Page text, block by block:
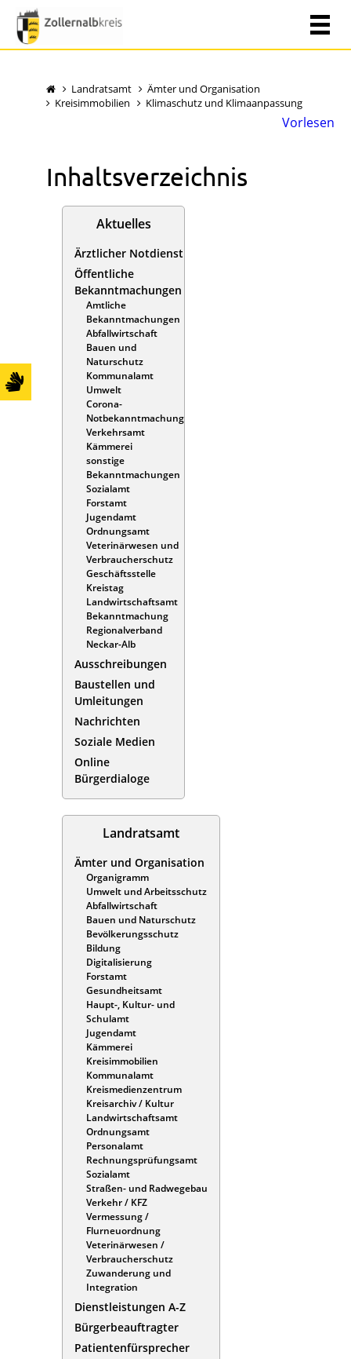
Landratsamt
Ämter und Organisation
Kreisimmobilien
Klimaschutz und Klimaanpassung
Vorlesen
Inhaltsverzeichnis
Aktuelles
Ärztlicher Notdienst
Öffentliche
Bekanntmachungen
Amtliche
Bekanntmachungen
Abfallwirtschaft
Bauen und
Naturschutz
Kommunalamt
Umwelt
Corona-
Notbekanntmachung
Verkehrsamt
Kämmerei
sonstige
Bekanntmachungen
Sozialamt
Forstamt
Jugendamt
Ordnungsamt
Veterinärwesen und
Verbraucherschutz
Geschäftsstelle
Kreistag
Landwirtschaftsamt
Bekanntmachung
Regionalverband
Neckar-Alb
Ausschreibungen
Baustellen und
Umleitungen
Nachrichten
Soziale Medien
Online
Bürgerdialoge
Landratsamt
Ämter und Organisation
Organigramm
Umwelt und Arbeitsschutz
Abfallwirtschaft
Bauen und Naturschutz
Bevölkerungsschutz
Bildung
Digitalisierung
Forstamt
Gesundheitsamt
Haupt-, Kultur- und
Schulamt
Jugendamt
Kämmerei
Kreisimmobilien
Kommunalamt
Kreismedienzentrum
Kreisarchiv / Kultur
Landwirtschaftsamt
Ordnungsamt
Personalamt
Rechnungsprüfungsamt
Sozialamt
Straßen- und Radwegebau
Verkehr / KFZ
Vermessung /
Flurneuordnung
Veterinärwesen /
Verbraucherschutz
Zuwanderung und
Integration
Dienstleistungen A-Z
Bürgerbeauftragter
Patientenfürsprecher